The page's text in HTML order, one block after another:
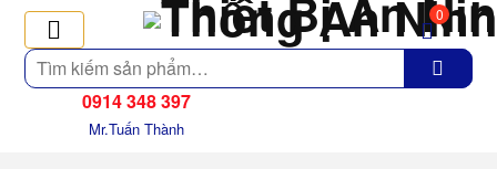
Tìm
kiếm
0
0914 348 397
Mr.Tuấn Thành